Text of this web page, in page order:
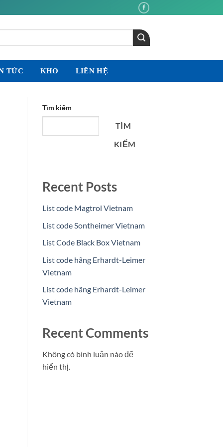
TỨC KHO LIÊN HỆ
Tìm kiếm
TÌM
KIẾM
Recent Posts
List code Magtrol Vietnam
List code Sontheimer Vietnam
List Code Black Box Vietnam
List code hãng Erhardt-Leimer
Vietnam
List code hãng Erhardt-Leimer
Vietnam
Recent Comments
Không có bình luận nào để
hiển thị.